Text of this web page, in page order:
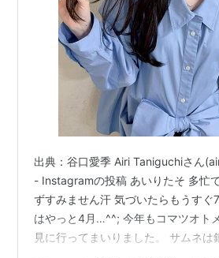
出典：谷口愛季 Airi Taniguchiさん
- Instagramの投稿 あいりたそ 多忙
ずすみません汗 気づいたらもうすぐ
はやっと4月…^^; 今年もコマツオト
見に行ってまいりました。 サムネは